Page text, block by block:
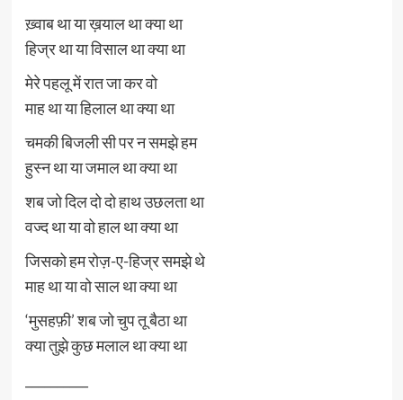
ख़्वाब था या ख़याल था क्या था
हिज्र था या विसाल था क्या था
मेरे पहलू में रात जा कर वो
माह था या हिलाल था क्या था
चमकी बिजली सी पर न समझे हम
हुस्न था या जमाल था क्या था
शब जो दिल दो दो हाथ उछलता था
वज्द था या वो हाल था क्या था
जिसको हम रोज़-ए-हिज्र समझे थे
माह था या वो साल था क्या था
‘मुसहफ़ी’ शब जो चुप तू बैठा था
क्या तुझे कुछ मलाल था क्या था